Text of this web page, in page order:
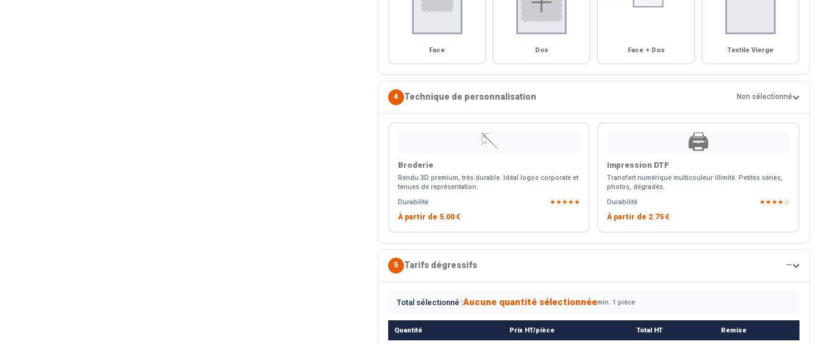
Face Dos Face + Dos Textile Vierge
4 Technique de personnalisation Non sélectionné
🪡
Broderie
Rendu 3D premium, très durable. Idéal logos corporate et
tenues de représentation.
Durabilité
★★★★★
À partir de 5.00 €
🖨️
Impression DTF
Transfert numérique multicouleur illimité. Petites séries,
photos, dégradés.
Durabilité
★★★★☆
À partir de 2.75 €
5 Tarifs dégressifs —
Total sélectionné :Aucune quantité sélectionnéemin. 1 pièce
Quantité Prix HT/pièce Total HT Remise